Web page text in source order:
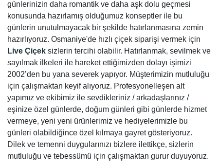
günlerinizin daha romantik ve daha aşk dolu geçmesi
konusunda hazırlamış olduğumuz konseptler ile bu
günlerin unutulmayacak bir şekilde hatırlanmasına zemin
hazırlıyoruz. Osmaniye'de hızlı çiçek siparişi vermek için
Live Çiçek sizlerin tercihi olabilir. Hatırlanmak, sevilmek ve
sayılmak ilkeleri ile hareket ettiğimizden dolayı işimizi
2002’den bu yana severek yapıyor. Müşterimizin mutluluğu
için çalışmaktan keyif alıyoruz. Profesyonelleşen alt
yapımız ve ekibimiz ile sevdikleriniz / arkadaşlarınız /
eşinize özel günlerde, doğum günleri gibi günlerde hizmet
vermeye, yeni yeni ürünlerimiz ve hediyelerimizle bu
günleri olabildiğince özel kılmaya gayret gösteriyoruz.
Dilek ve temenni duygularınızı bizlere ilettikçe, sizlerin
mutluluğu ve tebessümü için çalışmaktan gurur duyuyoruz.